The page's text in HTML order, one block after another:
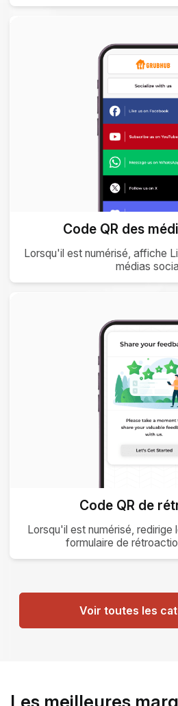
Code QR des
Lorsqu'il est numérisé, affiche
médias
Code QR de
Lorsqu'il est numérisé, redirige
formulaire de
Voir toutes les
Les meilleures
our Cookie Policy.
Read more